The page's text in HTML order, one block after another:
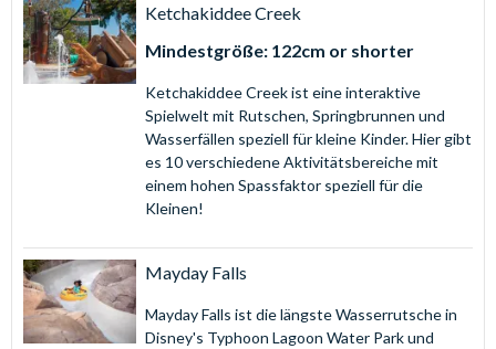
Ketchakiddee Creek
Mindestgröße: 122cm or shorter
Ketchakiddee Creek ist eine interaktive
Spielwelt mit Rutschen, Springbrunnen und
Wasserfällen speziell für kleine Kinder. Hier gibt
es 10 verschiedene Aktivitätsbereiche mit
einem hohen Spassfaktor speziell für die
Kleinen!
Mayday Falls
Mayday Falls ist die längste Wasserrutsche in
Disney's Typhoon Lagoon Water Park und